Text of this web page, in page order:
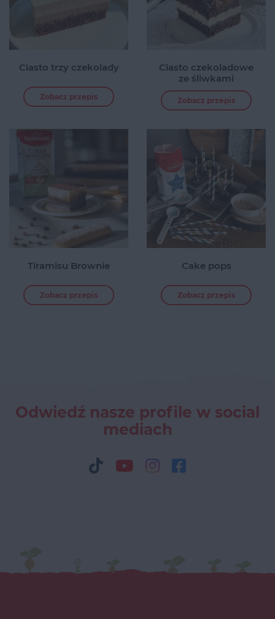
Ciasto trzy czekolady
Zobacz przepis
Ciasto czekoladowe
ze śliwkami
Zobacz przepis
Tiramisu Brownie
Zobacz przepis
Cake pops
Zobacz przepis
Odwiedź nasze profile w social
mediach